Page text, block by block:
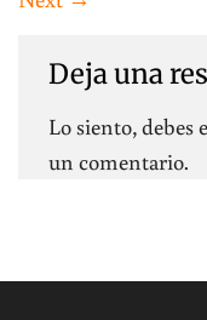
Deja una
Lo siento, debes
un comentario.